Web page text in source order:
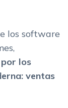
los software
los
ventas